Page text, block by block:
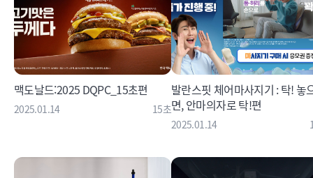
맥도날드:2025 DQPC_15초편
2025.01.14 15초
발란스핏 체어마사지기 : 탁! 놓
면, 안마의자로 탁!편
2025.01.14